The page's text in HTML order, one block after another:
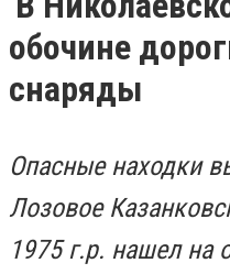
обочине
снаряды
Опасные находки
Лозовое
1975 г.р. нашел на